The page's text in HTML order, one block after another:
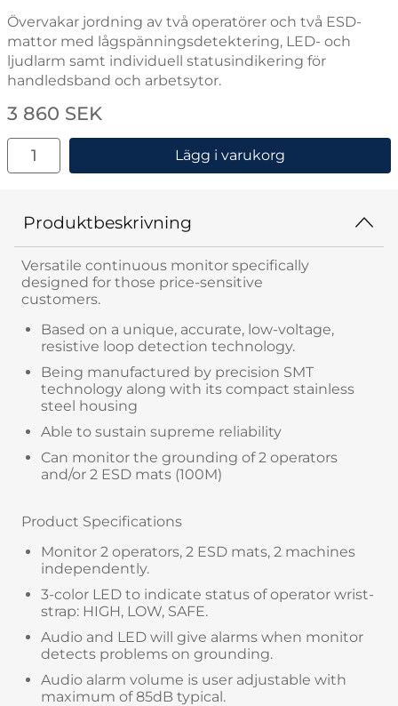
Övervakar jordning av två operatörer och två ESD-
mattor med lågspänningsdetektering, LED- och
ljudlarm samt individuell statusindikering för
handledsband och arbetsytor.
Handla denna produkt Eurostat Dual Workstation
pris
3 860 SEK
antal
Lägg i varukorg
Produktbeskrivning
Versatile continuous monitor specifically
designed for those price-sensitive
customers.
Based on a unique, accurate, low-voltage,
resistive loop detection technology.
Being manufactured by precision SMT
technology along with its compact stainless
steel housing
Able to sustain supreme reliability
Can monitor the grounding of 2 operators
and/or 2 ESD mats (100M)
Product Specifications
Monitor 2 operators, 2 ESD mats, 2 machines
independently.
3-color LED to indicate status of operator wrist-
strap: HIGH, LOW, SAFE.
Audio and LED will give alarms when monitor
detects problems on grounding.
Audio alarm volume is user adjustable with
maximum of 85dB typical.